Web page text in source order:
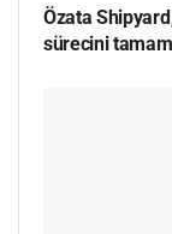
Özata
sürecini